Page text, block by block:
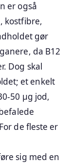
er også
kostfibre,
gør
da B12
Dog skal
et enkelt
50 µg jod,
de fleste er
sig med en